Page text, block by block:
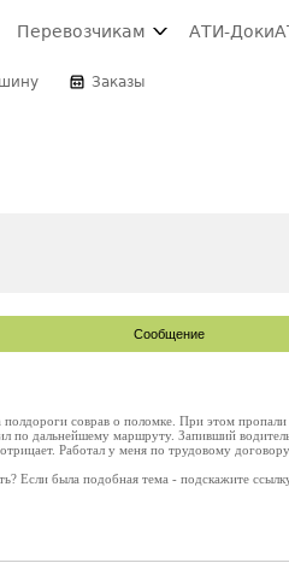
Перевозчикам АТИ-Доки
Заказы
Сообщение
соврав о поломке. При этом
дальнейшему маршруту. Запивший
Работал у меня по трудовому
Если была подобная тема - подскажите